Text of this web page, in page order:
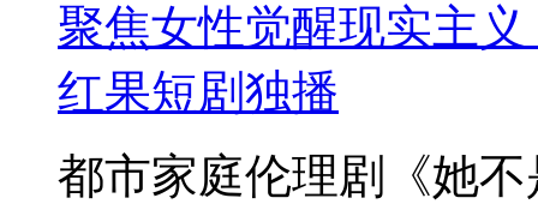
聚焦女性觉醒现实主
红果短剧独播
都市家庭伦理剧《她